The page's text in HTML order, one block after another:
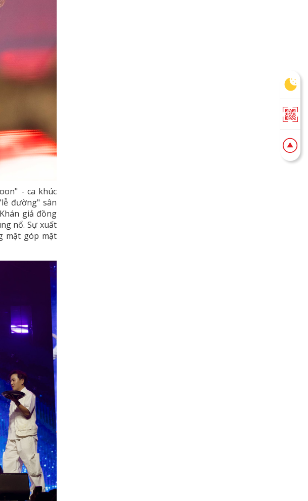
- ca khúc
đường" sân
giả đồng
nổ. Sự xuất
mặt góp mặt